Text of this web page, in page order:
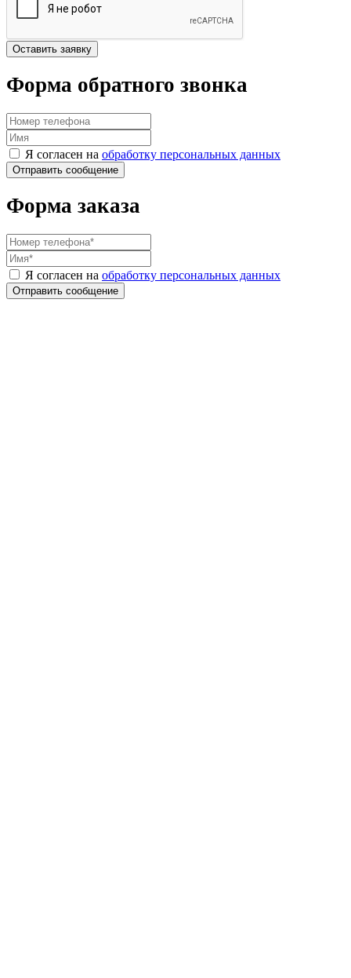
Оставить заявку
Форма обратного звонка
Я согласен на обработку персональных данных
Форма заказа
Я согласен на обработку персональных данных